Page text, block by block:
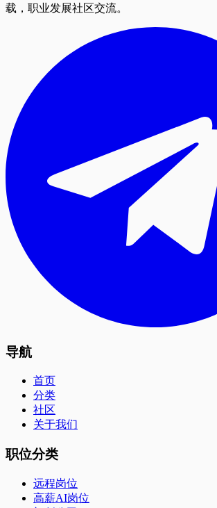
载，职业发展社区交流。
导航
首页
分类
社区
关于我们
职位分类
远程岗位
高薪AI岗位